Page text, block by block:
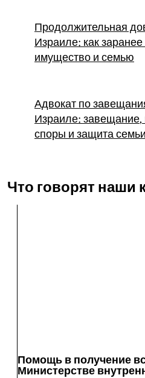
Продолжительная
Израиле: как
имущество и семью
Адвокат по
Израиле: завещание,
споры и защита семьи
Что говорят наши
Помощь в получение
Министерстве